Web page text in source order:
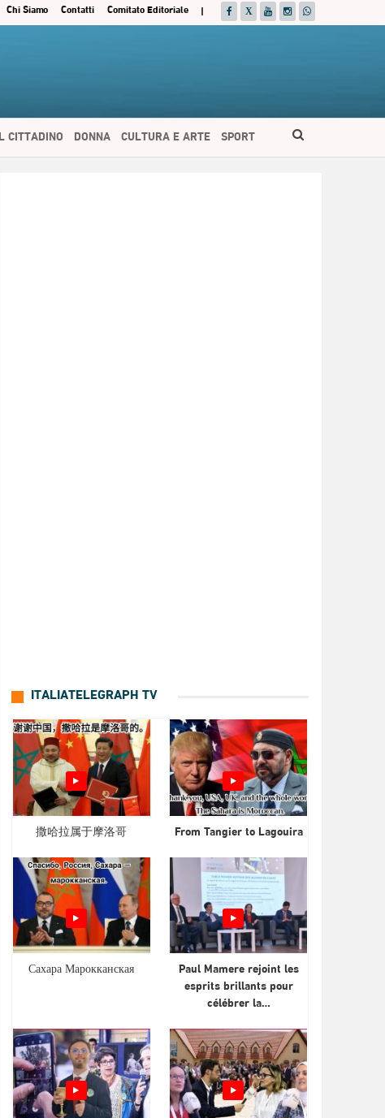
|
Comitato Editoriale
Contatti
Chi Siamo
CITTADINO DONNA CULTURA E ARTE SPORT
ITALIATELEGRAPH TV
撒哈拉属于摩洛哥 From Tangier to Lagouira
Сахара Марокканская
Paul Mamere rejoint les
esprits brillants pour
célébrer la…